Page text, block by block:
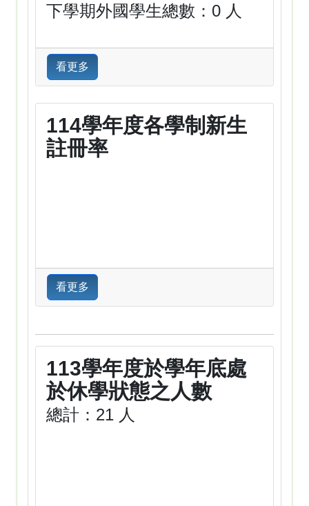
下學期外國學生總數：0 人
看更多
114學年度各學制新生
註冊率
看更多
113學年度於學年底處
於休學狀態之人數
總計：21 人